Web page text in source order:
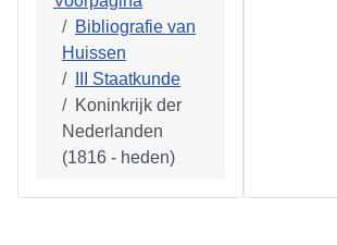
Bibliografie van
Huissen
III Staatkunde
Koninkrijk der
Nederlanden
(1816 - heden)